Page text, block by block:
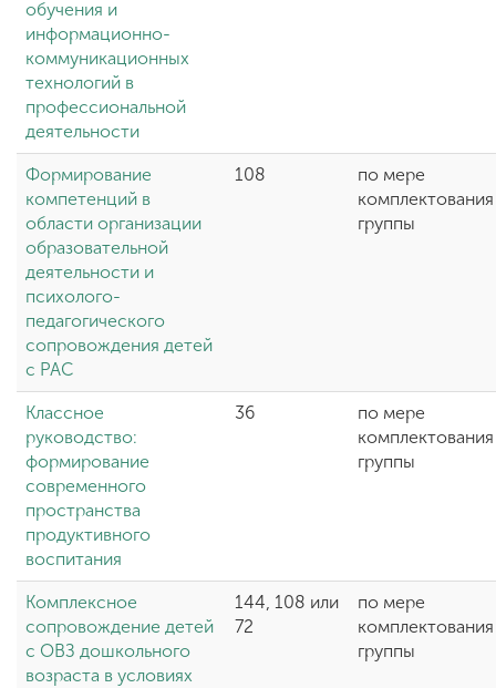
обучения и
информационно-
коммуникационных
технологий в
профессиональной
деятельности
Формирование
компетенций в
области организации
образовательной
деятельности и
психолого-
педагогического
сопровождения детей
с РАС
108
по мере
комплектования
группы
Классное
руководство:
формирование
современного
пространства
продуктивного
воспитания
36
по мере
комплектования
группы
Комплексное
сопровождение детей
с ОВЗ дошкольного
возраста в условиях
144, 108 или
72
по мере
комплектования
группы